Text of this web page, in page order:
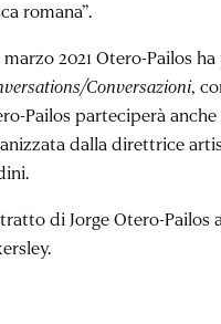
romana”.
marzo 2021 Otero-Pailos
Conversazioni,
Pailos parteciperà anche
dalla direttrice
.
di Jorge Otero-Pailos